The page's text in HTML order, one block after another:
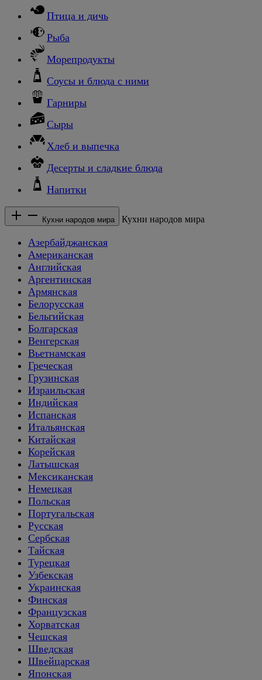
Птица и дичь
Рыба
Морепродукты
Соусы и блюда с ними
Гарниры
Сыры
Хлеб и выпечка
Десерты и сладкие блюда
Напитки
Кухни народов мира Кухни народов мира
Азербайджанская
Американская
Английская
Аргентинская
Армянская
Белорусская
Бельгийская
Болгарская
Венгерская
Вьетнамская
Греческая
Грузинская
Израильская
Индийская
Испанская
Итальянская
Китайская
Корейская
Латышская
Мексиканская
Немецкая
Польская
Португальская
Русская
Сербская
Тайская
Турецкая
Узбекская
Украинская
Финская
Французская
Хорватская
Чешская
Шведская
Швейцарская
Японская